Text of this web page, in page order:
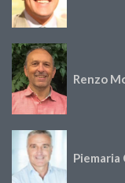
Renzo
Piemaria